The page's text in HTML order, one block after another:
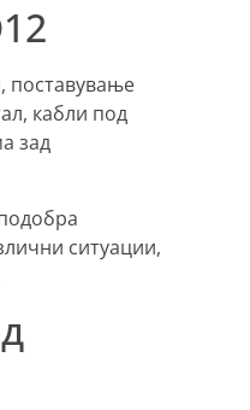
поставување
кабли под
зад
ситуации,